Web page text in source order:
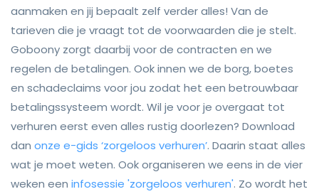
aanmaken en jij bepaalt zelf verder alles! Van de
tarieven die je vraagt tot de voorwaarden die je stelt.
Goboony zorgt daarbij voor de contracten en we
regelen de betalingen. Ook innen we de borg, boetes
en schadeclaims voor jou zodat het een betrouwbaar
betalingssysteem wordt. Wil je voor je overgaat tot
verhuren eerst even alles rustig doorlezen? Download
dan onze e-gids ‘zorgeloos verhuren’. Daarin staat alles
wat je moet weten. Ook organiseren we eens in de vier
weken een infosessie 'zorgeloos verhuren'. Zo wordt het